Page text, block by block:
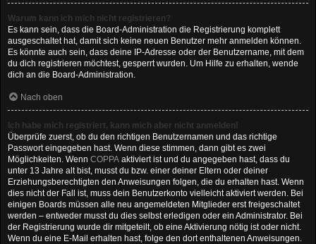
Warum kann ich mich nicht registrieren?
Es kann sein, dass die Board-Administration die Registrierung komplett
ausgeschaltet hat, damit sich keine neuen Benutzer mehr anmelden können.
Es könnte auch sein, dass deine IP-Adresse oder der Benutzername, mit dem
du dich registrieren möchtest, gesperrt wurden. Um Hilfe zu erhalten, wende
dich an die Board-Administration.
Nach oben
Ich habe mich registriert, kann mich aber nicht anmelden!
Überprüfe zuerst, ob du den richtigen Benutzernamen und das richtige
Passwort eingegeben hast. Wenn diese stimmen, dann gibt es zwei
Möglichkeiten. Wenn COPPA aktiviert ist und du angegeben hast, dass du
unter 13 Jahre alt bist, musst du bzw. einer deiner Eltern oder deiner
Erziehungsberechtigten den Anweisungen folgen, die du erhalten hast. Wenn
dies nicht der Fall ist, muss dein Benutzerkonto vielleicht aktiviert werden. Bei
einigen Boards müssen alle neu angemeldeten Mitglieder erst freigeschaltet
werden – entweder musst du dies selbst erledigen oder ein Administrator. Bei
der Registrierung wurde dir mitgeteilt, ob eine Aktivierung nötig ist oder nicht.
Wenn du eine E-Mail erhalten hast, folge den dort enthaltenen Anweisungen.